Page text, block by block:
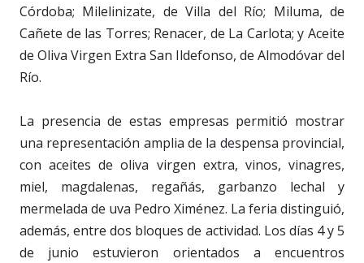
Córdoba; Milelinizate, de Villa del Río; Miluma, de
Cañete de las Torres; Renacer, de La Carlota; y Aceite
de Oliva Virgen Extra San Ildefonso, de Almodóvar del
Río.
La presencia de estas empresas permitió mostrar
una representación amplia de la despensa provincial,
con aceites de oliva virgen extra, vinos, vinagres,
miel, magdalenas, regañás, garbanzo lechal y
mermelada de uva Pedro Ximénez. La feria distinguió,
además, entre dos bloques de actividad. Los días 4 y 5
de junio estuvieron orientados a encuentros